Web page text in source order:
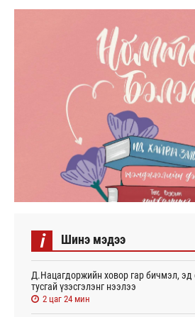
i Шинэ мэдээ
Д.Нацагдоржийн ховор гар бичмэл, эд
тусгай үзэсгэлэнг нээлээ
2 цаг 24 мин